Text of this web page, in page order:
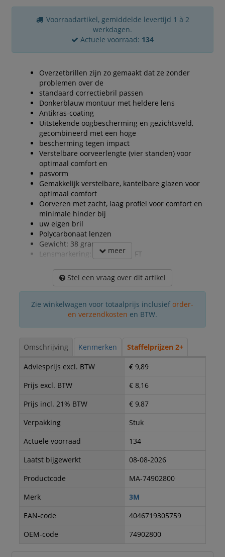
Voorraadartikel, gemiddelde levertijd 1 à 2
werkdagen.
Actuele voorraad: 134
Overzetbrillen zijn zo gemaakt dat ze zonder
problemen over de
standaard correctiebril passen
Donkerblauw montuur met heldere lens
Antikras-coating
Uitstekende oogbescherming en gezichtsveld,
gecombineerd met een hoge
bescherming tegen impact
Verstelbare oorveerlengte (vier standen) voor
optimaal comfort en
pasvorm
Gemakkelijk verstelbare, kantelbare glazen voor
optimaal comfort
Oorveren met zacht, laag profiel voor comfort en
minimale hinder bij
uw eigen bril
Polycarbonaat lenzen
Gewicht: 38 gram
Lensmarkering: 2C-1,2 3M 1 FT
meer
Stel een vraag over dit artikel
Zie winkelwagen voor totaalprijs inclusief order-
en verzendkosten en BTW.
Omschrijving Kenmerken Staffelprijzen 2+
Adviesprijs excl. BTW
€ 9,89
Prijs excl. BTW
€ 8,16
Prijs incl. 21% BTW
€ 9,87
Verpakking
Stuk
Actuele voorraad
134
Laatst bijgewerkt
08-08-2026
Productcode
MA-74902800
Merk
3M
EAN-code
4046719305759
OEM-code
74902800